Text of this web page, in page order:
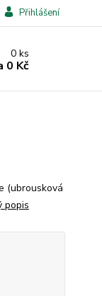
Přihlášení
0ks
0 Kč
(ubrousková
popis